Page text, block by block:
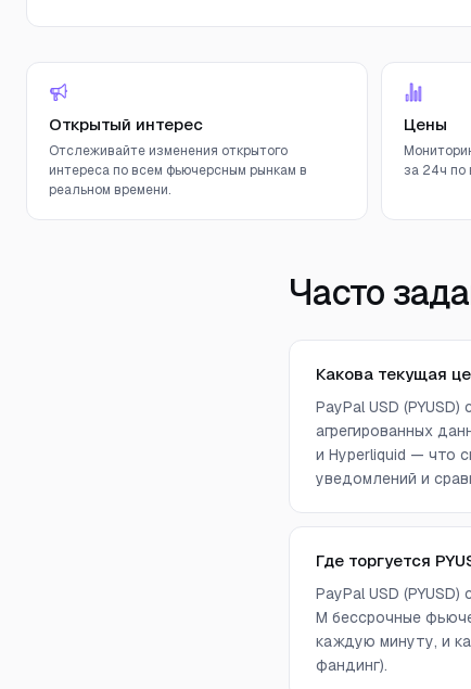
Открытый интерес
Отслеживайте изменения открытого
интереса по всем фьючерсным рынкам в
реальном времени.
Цены
за 24ч по
Часто
Какова текущая
PayPal USD
агрегированных
и Hyperliquid — что
уведомлений и
Где торгуется
PayPal USD
M бессрочные
каждую минуту, и
фандинг).